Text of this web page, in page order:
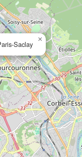
Saclay
×